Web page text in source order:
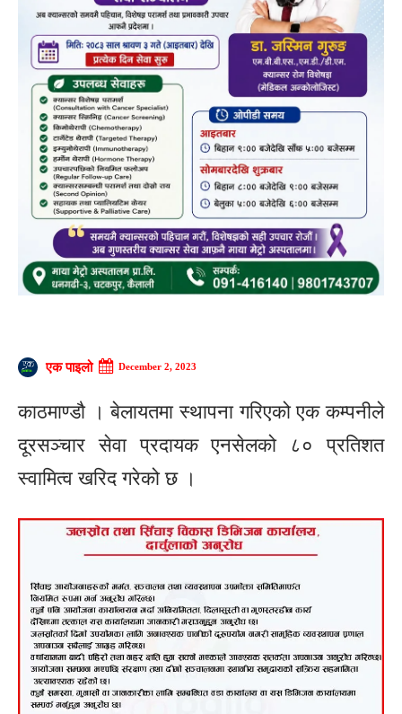
एक पाइलो December 2, 2023
काठमाण्डौ । बेलायतमा स्थापना गरिएको एक कम्पनीले
दूरसञ्चार सेवा प्रदायक एनसेलको ८० प्रतिशत
स्वामित्व खरिद गरेको छ ।